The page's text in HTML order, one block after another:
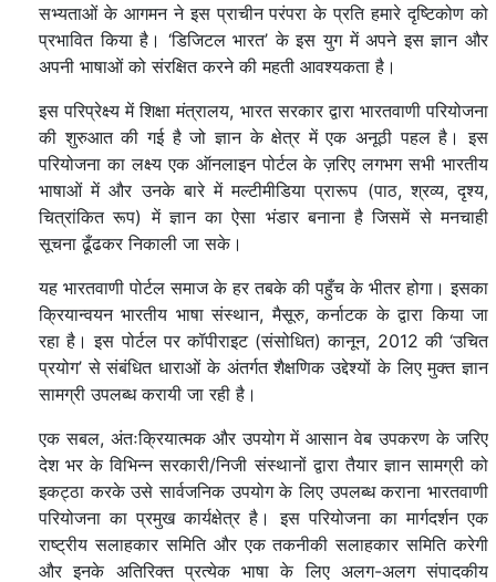
सभ्यताओं के आगमन ने इस प्राचीन परंपरा के प्रति हमारे दृष्टिकोण को
प्रभावित किया है। ‘डिजिटल भारत’ के इस युग में अपने इस ज्ञान और
अपनी भाषाओं को संरक्षित करने की महती आवश्यकता है।
इस परिप्रेक्ष्य में शिक्षा मंत्रालय, भारत सरकार द्वारा भारतवाणी परियोजना
की शुरुआत की गई है जो ज्ञान के क्षेत्र में एक अनूठी पहल है। इस
परियोजना का लक्ष्य एक ऑनलाइन पोर्टल के ज़रिए लगभग सभी भारतीय
भाषाओं में और उनके बारे में मल्टीमीडिया प्रारूप (पाठ, श्रव्य, दृश्य,
चित्रांकित रूप) में ज्ञान का ऐसा भंडार बनाना है जिसमें से मनचाही
सूचना ढूँढकर निकाली जा सके।
यह भारतवाणी पोर्टल समाज के हर तबके की पहुँच के भीतर होगा। इसका
क्रियान्वयन भारतीय भाषा संस्थान, मैसूरु, कर्नाटक के द्वारा किया जा
रहा है। इस पोर्टल पर कॉपीराइट (संसोधित) कानून, 2012 की ‘उचित
प्रयोग’ से संबंधित धाराओं के अंतर्गत शैक्षणिक उद्देश्यों के लिए मुक्त ज्ञान
सामग्री उपलब्ध करायी जा रही है।
एक सबल, अंतःक्रियात्मक और उपयोग में आसान वेब उपकरण के जरिए
देश भर के विभिन्न सरकारी/निजी संस्थानों द्वारा तैयार ज्ञान सामग्री को
इकट्ठा करके उसे सार्वजनिक उपयोग के लिए उपलब्ध कराना भारतवाणी
परियोजना का प्रमुख कार्यक्षेत्र है। इस परियोजना का मार्गदर्शन एक
राष्ट्रीय सलाहकार समिति और एक तकनीकी सलाहकार समिति करेगी
और इनके अतिरिक्त प्रत्येक भाषा के लिए अलग-अलग संपादकीय